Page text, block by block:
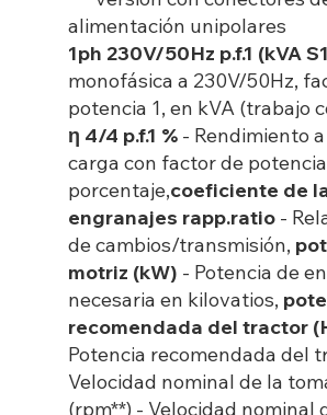
alimentación unipolares
1ph 230V/50Hz p.f.1 (kVA
monofásica a 230V/50Hz,
potencia 1, en kVA (trabajo
η 4/4 p.f.1 %- Rendimiento
carga con factor de potencia
porcentaje,coeficiente de
engranajes rapp.ratio-
de cambios/transmisión,
motriz (kW) - Potencia de
necesaria en kilovatios,
recomendada del tractor
Potencia recomendada del
Velocidad nominal de la
(rpm**) - Velocidad nominal